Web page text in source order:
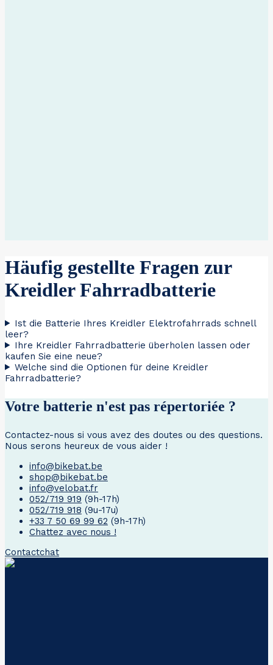
Häufig gestellte Fragen zur
Kreidler Fahrradbatterie
Ist die Batterie Ihres Kreidler Elektrofahrrads schnell
leer?
Ihre Kreidler Fahrradbatterie überholen lassen oder
kaufen Sie eine neue?
Welche sind die Optionen für deine Kreidler
Fahrradbatterie?
Votre batterie n'est pas répertoriée ?
Contactez-nous si vous avez des doutes ou des questions.
Nous serons heureux de vous aider !
info@bikebat.be
shop@bikebat.be
info@velobat.fr
052/719 919 (9h-17h)
052/719 918 (9u-17u)
+33 7 50 69 99 62 (9h-17h)
Chattez avec nous !
Contactchat